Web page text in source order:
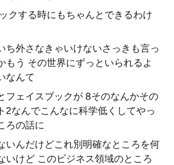
クする時にもちゃんとできるわけ
ち外さなきゃいけないさっきも言っ
もう その世界にずっといられるよ
なんて
フェイスブックが 8そのなんかその
2なんでこんなに科学低くしてやっ
ろの話に
いんだけどこれ別明確なところを何
いけど このビジネス領域のところ